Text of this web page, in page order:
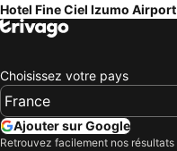
Hotel Fine Ciel Izumo
Choisissez votre pays
Ajouter sur Google
Retrouvez facilement nos résultats